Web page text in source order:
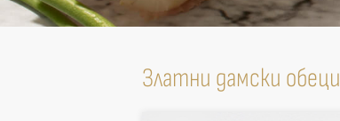
Златни дамски обеци